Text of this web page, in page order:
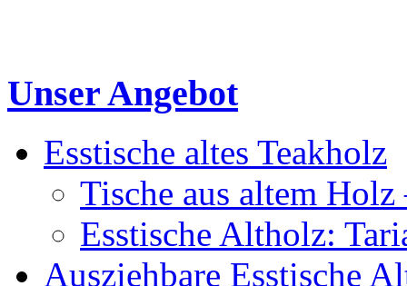
Unser Angebot
Esstische altes Teakholz
Tische aus altem
Esstische Altholz:
Ausziehbare Esstische